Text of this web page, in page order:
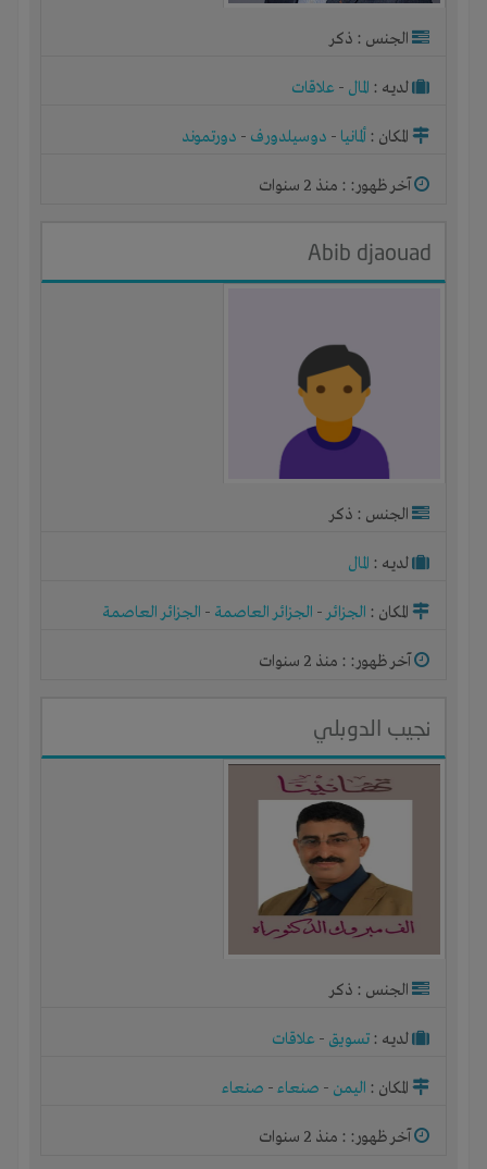
الجنس : ذكر
لديـه : المال - علاقات
المكان : ألمانيا - دوسيلدورف - دورتموند
آخر ظهور: : منذ 2 سنوات
Abib djaouad
الجنس : ذكر
لديـه : المال
المكان : الجزائر- الجزائر العاصمة - الجزائر العاصمة
آخر ظهور: : منذ 2 سنوات
نجيب الدوبلي
الجنس : ذكر
لديـه : تسويق - علاقات
المكان : اليمن - صنعاء- صنعاء
آخر ظهور: : منذ 2 سنوات